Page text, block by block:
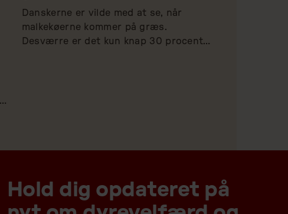
Danskerne er vilde med at se, når
malkekøerne kommer på græs.
Desværre er det kun knap 30 procent
Hold dig opdateret på